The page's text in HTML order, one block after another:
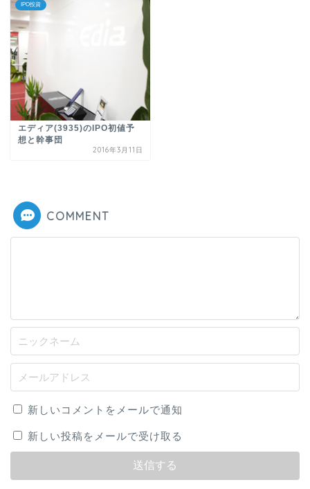
IPO投資
エディア(3935)のIPO初値予
想と幹事団
2016年3月11日
COMMENT
新しいコメントをメールで通知
新しい投稿をメールで受け取る